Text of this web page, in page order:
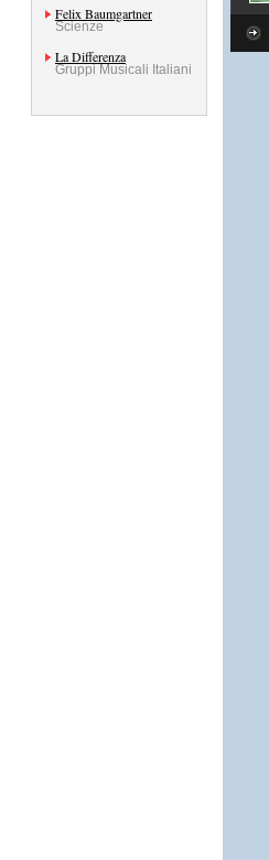
Felix Baumgartner
Scienze
La Differenza
Gruppi Musicali Italiani